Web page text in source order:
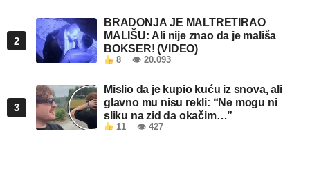
2
BRADONJA JE MALTRETIRAO
MALIŠU: Ali nije znao da je mališa
BOKSER! (VIDEO)
8 👁 20.093
3
Mislio da je kupio kuću iz snova, ali
glavno mu nisu rekli: “Ne mogu ni
sliku na zid da okačim…”
11 👁 427